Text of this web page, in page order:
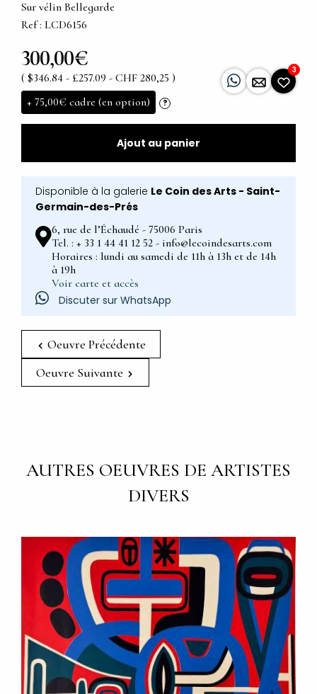
Sur vélin Bellegarde
Ref : LCD6156
300,00€
( $346.84 - £257.09 - CHF 280,25 )
+ 75,00€ cadre (en option) ?
3
Ajout au panier
Disponible à la galerie Le Coin des Arts - Saint-
Germain-des-Prés
6, rue de l’Échaudé - 75006 Paris
Tel. : + 33 1 44 41 12 52 - info@lecoindesarts.com
Horaires : lundi au samedi de 11h à 13h et de 14h
à 19h
Voir carte et accès
Discuter sur WhatsApp
Oeuvre Précédente
Oeuvre Suivante
AUTRES OEUVRES DE ARTISTES
DIVERS